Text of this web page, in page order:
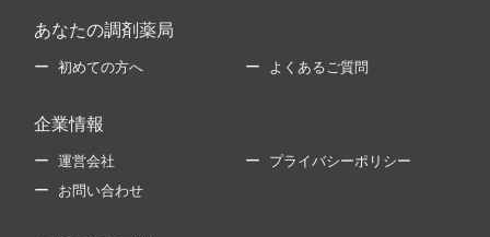
あなたの調剤薬局
初めての方へ よくあるご質問
企業情報
運営会社 プライバシーポリシー
お問い合わせ